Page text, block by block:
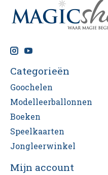
Categorieën
Goochelen
Modelleerballonnen
Boeken
Speelkaarten
Jongleerwinkel
Mijn account